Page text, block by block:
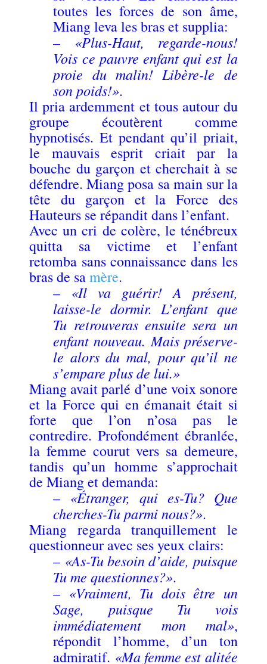
toutes les forces de son âme,
Miang leva les bras et supplia:
– «Plus-Haut, regarde-nous!
Vois ce pauvre enfant qui est la
proie du malin! Libère-le de
son poids!».
Il pria ardemment et tous autour du
groupe écoutèrent comme
hypnotisés. Et pendant qu’il priait,
le mauvais esprit criait par la
bouche du garçon et cherchait à se
défendre. Miang posa sa main sur la
tête du garçon et la Force des
Hauteurs se répandit dans l’enfant.
Avec un cri de colère, le ténébreux
quitta sa victime et l’enfant
retomba sans connaissance dans les
bras de samère.
– «Il va guérir! A présent,
laisse-le dormir. L’enfant que
Tu retrouveras ensuite sera un
enfant nouveau. Mais préserve-
le alors du mal, pour qu’il ne
s’empare plus de lui.»
Miang avait parlé d’une voix sonore
et la Force qui en émanait était si
forte que l’on n’osa pas le
contredire. Profondément ébranlée,
la femme courut vers sa demeure,
tandis qu’un homme s’approchait
de Miang et demanda:
– «Étranger, qui es-Tu? Que
cherches-Tu parmi nous?».
Miang regarda tranquillement le
questionneur avec ses yeux clairs:
– «As-Tu besoin d’aide, puisque
Tu me questionnes?».
– «Vraiment, Tu dois être un
Sage, puisque Tu vois
immédiatement mon mal»,
répondit l’homme, d’un ton
admiratif. «Ma femme est alitée